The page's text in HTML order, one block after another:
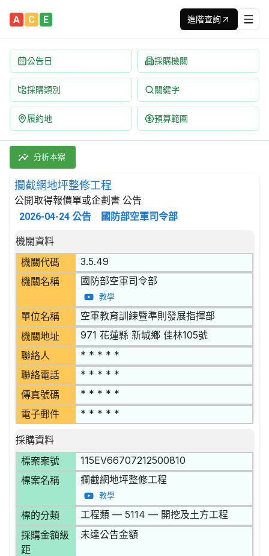
A C E 進階查詢
公告日 採購機關
採購類別 關鍵字
履約地 預算範圍
攔截網地坪整修工程 招標公告 | 案號：
採購類別：工程類 開挖及土方工程 | 招標方式：公開取得
分析本案
攔截網地坪整修工程
公開取得報價單或企劃書 公告
2026-04-24 公告 國防部空軍司令部
招標公告詳細內容
機關資料
機關代碼
3.5.49
機關名稱 國防部空軍司令部
教學
單位名稱 空軍教育訓練暨準則發展指揮部
機關地址 971 花蓮縣 新城鄉 佳林105號
聯絡人 * * * * *
聯絡電話 * * * * *
傳真號碼 * * * * *
電子郵件 * * * * *
採購資料
標案案號
115EV66707212500810
標案名稱 攔截網地坪整修工程
教學
標的分類 工程類 — 5114 — 開挖及土方工程
採購金額級
距
未達公告金額